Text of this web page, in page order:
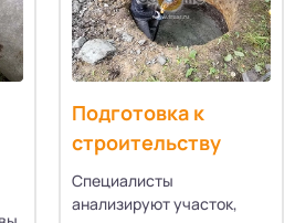
Подготовка к
строительству
Специалисты
анализируют участок,